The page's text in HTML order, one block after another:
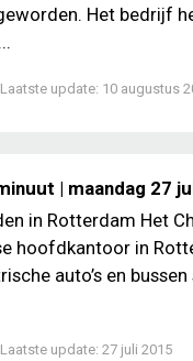
Het bedrijf
Laatste update: 10 augustus
| maandag 27
in Rotterdam Het
hoofdkantoor in
auto’s en
Laatste update: 27 juli 2015